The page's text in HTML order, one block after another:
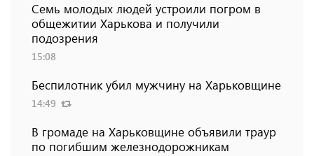
Семь молодых людей устроили погром в
общежитии Харькова и получили
подозрения
15:08
Беспилотник убил мужчину на Харьковщине
14:49
В громаде на Харьковщине объявили траур
по погибшим железнодорожникам